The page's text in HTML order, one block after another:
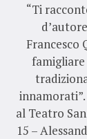
“Ti
Francesco
al Teatro
15 –